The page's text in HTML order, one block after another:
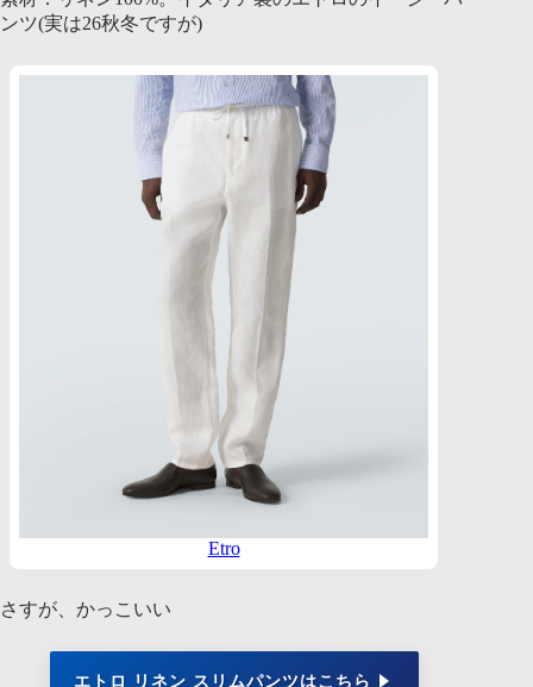
ンツ(実は26秋冬ですが)
Etro
さすが、かっこいい
エトロ リネン スリムパンツはこちら